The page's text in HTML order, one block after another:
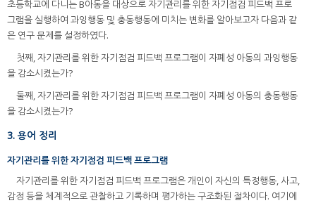
초등학교에 다니는 B아동을 대상으로 자기관리를 위한 자기점검 피드백 프로
그램을 실행하여 과잉행동 및 충동행동에 미치는 변화를 알아보고자 다음과 같
은 연구 문제를 설정하였다.
첫째, 자기관리를 위한 자기점검 피드백 프로그램이 자폐성 아동의 과잉행동
을 감소시켰는가?
둘째, 자기관리를 위한 자기점검 피드백 프로그램이 자폐성 아동의 충동행동
을 감소시켰는가?
3. 용어 정리
자기관리를 위한 자기점검 피드백 프로그램
자기관리를 위한 자기점검 피드백 프로그램은 개인이 자신의 특정행동, 사고,
감정 등을 체계적으로 관찰하고 기록하며 평가하는 구조화된 절차이다. 여기에